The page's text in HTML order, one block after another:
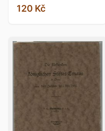
120 Kč